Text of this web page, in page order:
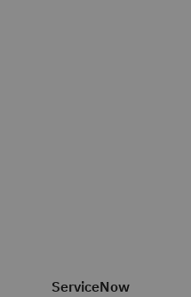
ServiceNow